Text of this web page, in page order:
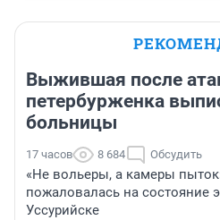
Выжившая после
петербурженка
больницы
17 часов 8 684 Обсудить
«Не вольеры, а камеры
пожаловалась на состояние
Уссурийске